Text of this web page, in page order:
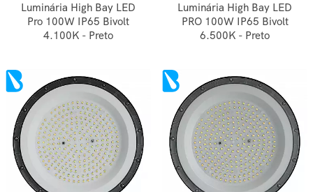
Luminária High Bay LED
Pro 100W IP65 Bivolt
4.100K - Preto
Luminária High Bay LED
PRO 100W IP65 Bivolt
6.500K - Preto